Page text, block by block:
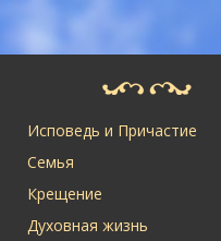
Исповедь и Причастие
Семья
Крещение
Духовная жизнь